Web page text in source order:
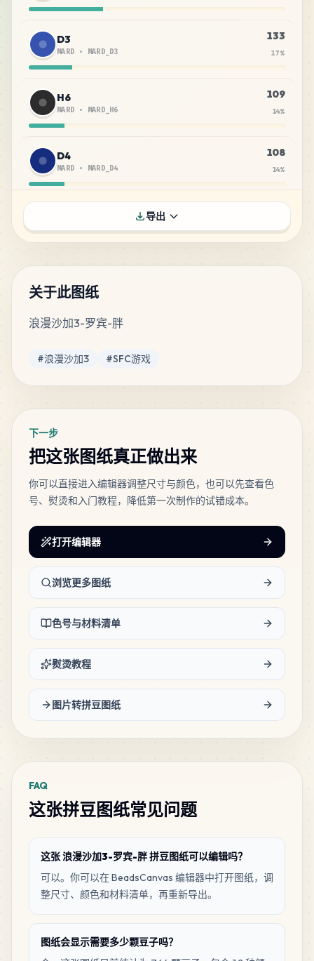
D3
MARD • MARD_D3
133
17%
H6
MARD • MARD_H6
109
14%
D4
MARD • MARD_D4
108
14%
%
MARD• MARD_D2
49
A20
B11 20
F18
MARD•MARD_F18
G7
MARD • MARD_A18
9
H13
%
导出
关于此图纸
浪漫沙加3-罗宾-胖
标签
#浪漫沙加3 #SFC游戏
下一步
把这张图纸真正做出来
你可以直接进入编辑器调整尺寸与颜色，也可以先查看色
号、熨烫和入门教程，降低第一次制作的试错成本。
打开编辑器
浏览更多图纸
色号与材料清单
熨烫教程
图片转拼豆图纸
FAQ
这张拼豆图纸常见问题
这张 浪漫沙加3-罗宾-胖 拼豆图纸可以编辑吗？
可以。你可以在 BeadsCanvas 编辑器中打开图纸，调
整尺寸、颜色和材料清单，再重新导出。
图纸会显示需要多少颗豆子吗？